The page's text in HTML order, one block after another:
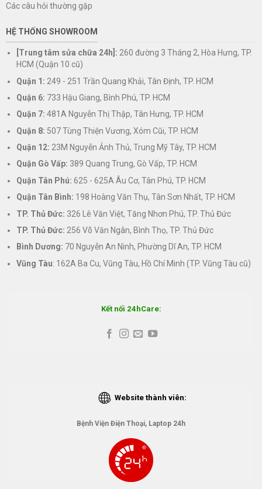
Các câu hỏi thường gặp
HỆ THỐNG SHOWROOM
[Trung tâm sửa chữa 24h]: 260 đường 3 Tháng 2, Hòa Hưng, TP.
HCM (Quận 10 cũ)
Quận 1: 249 - 251 Trần Quang Khải, Tân Định, TP. HCM
Quận 6: 733 Hậu Giang, Bình Phú, TP. HCM
Quận 7: 481A Nguyễn Thị Thập, Tân Hưng, TP. HCM
Quận 8: 507 Tùng Thiện Vương, Xóm Cũi, TP. HCM
Quận 12: 23M Nguyễn Ảnh Thủ, Trung Mỹ Tây, TP. HCM
Quận Gò Vấp: 389 Quang Trung, Gò Vấp, TP. HCM
Quận Tân Phú: 625 - 625A Âu Cơ, Tân Phú, TP. HCM
Quận Tân Bình: 198 Hoàng Văn Thụ, Tân Sơn Nhất, TP. HCM
TP. Thủ Đức: 326 Lê Văn Việt, Tăng Nhơn Phú, TP. Thủ Đức
TP. Thủ Đức: 256 Võ Văn Ngân, Bình Thọ, TP. Thủ Đức
Bình Dương: 70 Nguyễn An Ninh, Phường Dĩ An, TP. HCM
Vũng Tàu: 162A Ba Cu, Vũng Tàu, Hồ Chí Minh (TP. Vũng Tàu cũ)
Kết nối 24hCare:
Website thành viên:
Bệnh Viện Điện Thoại, Laptop 24h